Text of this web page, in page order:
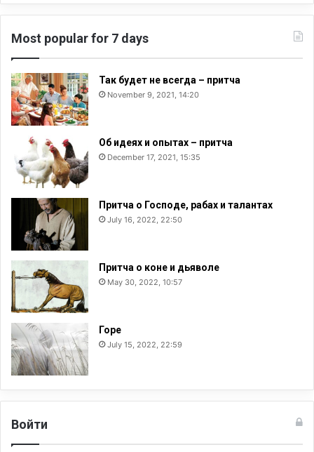
Most popular for 7 days
Так будет не всегда – притча
November 9, 2021, 14:20
Об идеях и опытах – притча
December 17, 2021, 15:35
Притча о Господе, рабах и талантах
July 16, 2022, 22:50
Притча о коне и дьяволе
May 30, 2022, 10:57
Горе
July 15, 2022, 22:59
Войти